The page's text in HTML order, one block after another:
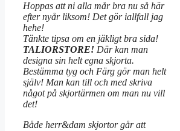
Hoppas att ni alla mår bra nu så här
efter nyår liksom! Det gör iallfall jag
hehe!
Tänkte tipsa om en jäkligt bra sida!
TALIORSTORE! Där kan man
designa sin helt egna skjorta.
Bestämma tyg och Färg gör man helt
själv! Man kan till och med skriva
något på skjortärmen om man nu vill
det!
Både herr&dam skjortor går att